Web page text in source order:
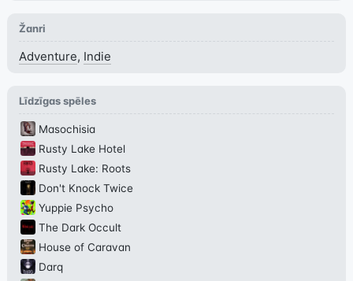
Žanri
Adventure, Indie
Līdzīgas spēles
Masochisia
Rusty Lake Hotel
Rusty Lake: Roots
Don't Knock Twice
Yuppie Psycho
The Dark Occult
House of Caravan
Darq